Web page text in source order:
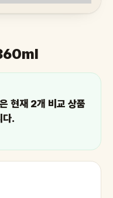
현재 2개 비교 상품
다.